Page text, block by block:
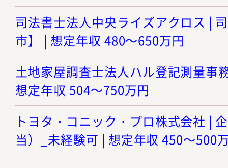
司法書士法人中央ライズアクロス |
市】 | 想定年収 480～650万円
土地家屋調査士法人ハル登記測量事
想定年収 504～750万円
トヨタ・コニック・プロ株式会社 |
当）_未経験可 | 想定年収 450～500